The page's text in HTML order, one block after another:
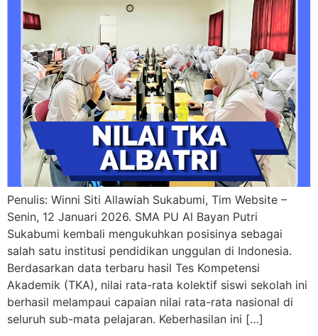
Penulis: Winni Siti Allawiah Sukabumi, Tim Website –
Senin, 12 Januari 2026. SMA PU Al Bayan Putri
Sukabumi kembali mengukuhkan posisinya sebagai
salah satu institusi pendidikan unggulan di Indonesia.
Berdasarkan data terbaru hasil Tes Kompetensi
Akademik (TKA), nilai rata-rata kolektif siswi sekolah ini
berhasil melampaui capaian nilai rata-rata nasional di
seluruh sub-mata pelajaran. Keberhasilan ini […]